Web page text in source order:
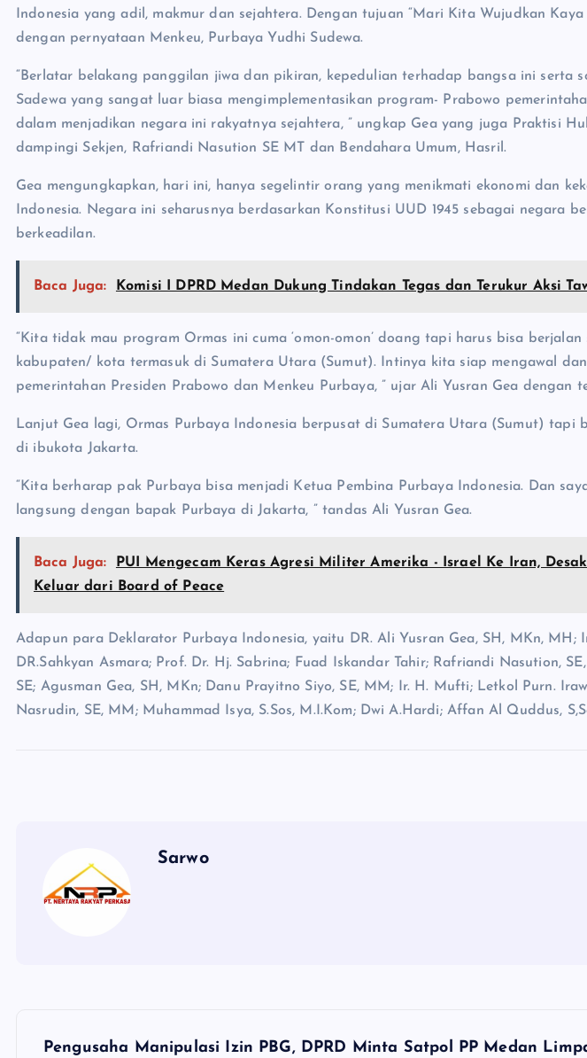
Indonesia yang adil, makmur dan sejahtera. Dengan tujuan “Mari Kita Wujudkan Kaya
dengan pernyataan Menkeu, Purbaya Yudhi Sudewa.
“Berlatar belakang panggilan jiwa dan pikiran, kepedulian terhadap bangsa ini serta
Sadewa yang sangat luar biasa mengimplementasikan program- Prabowo
dalam menjadikan negara ini rakyatnya sejahtera, ” ungkap Gea yang juga Praktisi
dampingi Sekjen, Rafriandi Nasution SE MT dan Bendahara Umum, Hasril.
Gea mengungkapkan, hari ini, hanya segelintir orang yang menikmati ekonomi dan
Indonesia. Negara ini seharusnya berdasarkan Konstitusi UUD 1945 sebagai negara
berkeadilan.
Baca Juga: Komisi I DPRD Medan Dukung Tindakan Tegas dan Terukur Aksi
“Kita tidak mau program Ormas ini cuma ‘omon-omon’ doang tapi harus bisa
kabupaten/ kota termasuk di Sumatera Utara (Sumut). Intinya kita siap mengawal
pemerintahan Presiden Prabowo dan Menkeu Purbaya, ” ujar Ali Yusran Gea dengan
Lanjut Gea lagi, Ormas Purbaya Indonesia berpusat di Sumatera Utara (Sumut) tapi
di ibukota Jakarta.
“Kita berharap pak Purbaya bisa menjadi Ketua Pembina Purbaya Indonesia. Dan
langsung dengan bapak Purbaya di Jakarta, ” tandas Ali Yusran Gea.
Baca Juga:
PUI Mengecam Keras Agresi Militer Amerika - Israel Ke Iran,
Keluar dari Board of Peace
Adapun para Deklarator Purbaya Indonesia, yaitu DR. Ali Yusran Gea, SH, MKn, MH;
DR.Sahkyan Asmara; Prof. Dr. Hj. Sabrina; Fuad Iskandar Tahir; Rafriandi Nasution,
SE; Agusman Gea, SH, MKn; Danu Prayitno Siyo, SE, MM; Ir. H. Mufti; Letkol Purn.
Nasrudin, SE, MM; Muhammad Isya, S.Sos, M.I.Kom; Dwi A.Hardi; Affan Al Quddus,
Sarwo
Pengusaha Manipulasi Izin PBG, DPRD Minta Satpol PP Medan